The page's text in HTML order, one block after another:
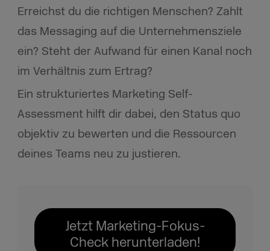
Erreichst du die richtigen Menschen? Zahlt
das Messaging auf die Unternehmensziele
ein? Steht der Aufwand für einen Kanal noch
im Verhältnis zum Ertrag?
Ein strukturiertes Marketing Self-
Assessment hilft dir dabei, den Status quo
objektiv zu bewerten und die Ressourcen
deines Teams neu zu justieren.
Jetzt Marketing-Fokus-
Check herunterladen!